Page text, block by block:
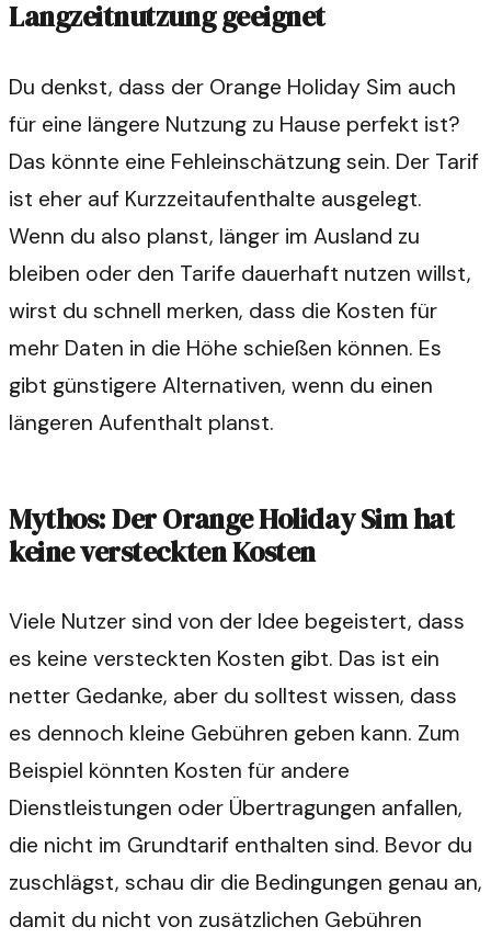
Langzeitnutzung geeignet
Du denkst, dass der Orange Holiday Sim auch
für eine längere Nutzung zu Hause perfekt ist?
Das könnte eine Fehleinschätzung sein. Der Tarif
ist eher auf Kurzzeitaufenthalte ausgelegt.
Wenn du also planst, länger im Ausland zu
bleiben oder den Tarife dauerhaft nutzen willst,
wirst du schnell merken, dass die Kosten für
mehr Daten in die Höhe schießen können. Es
gibt günstigere Alternativen, wenn du einen
längeren Aufenthalt planst.
Mythos: Der Orange Holiday Sim hat
keine versteckten Kosten
Viele Nutzer sind von der Idee begeistert, dass
es keine versteckten Kosten gibt. Das ist ein
netter Gedanke, aber du solltest wissen, dass
es dennoch kleine Gebühren geben kann. Zum
Beispiel könnten Kosten für andere
Dienstleistungen oder Übertragungen anfallen,
die nicht im Grundtarif enthalten sind. Bevor du
zuschlägst, schau dir die Bedingungen genau an,
damit du nicht von zusätzlichen Gebühren